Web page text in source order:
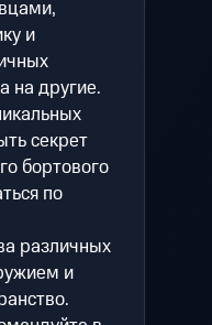
и
на другие.
секрет
бортового
по
различных
и